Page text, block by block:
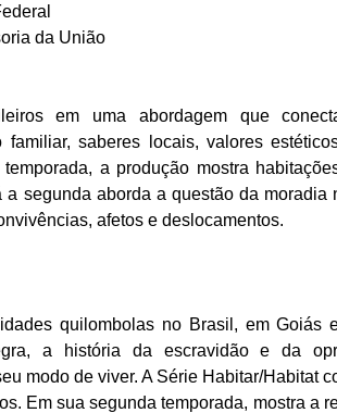
da União
em uma abordagem que
saberes locais, valores
a produção mostra
segunda aborda a questão da moradia
afetos e deslocamentos.
quilombolas no Brasil, em Goiás
a história da escravidão e da
modo de viver. A Série Habitar/Habitat
Em sua segunda temporada, mostra a